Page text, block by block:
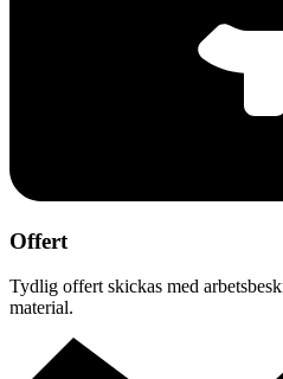
Offert
Tydlig offert skickas med
material.